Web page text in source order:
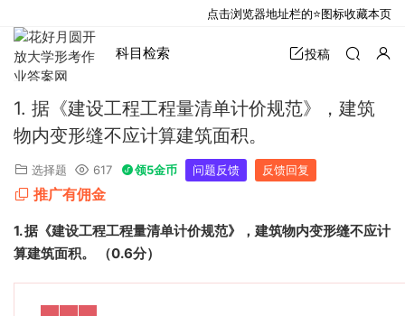
科目检索 投稿
1. 据《建设工程工程量清单计价规范》，建筑
物内变形缝不应计算建筑面积。
选择题 617 领5金币 问题反馈 反馈回复
推广有佣金
1.据《建设工程工程量清单计价规范》，建筑物内变形缝不应计
算建筑面积。
（0.6分）
点击浏览器地址栏的⭐图标收藏本页